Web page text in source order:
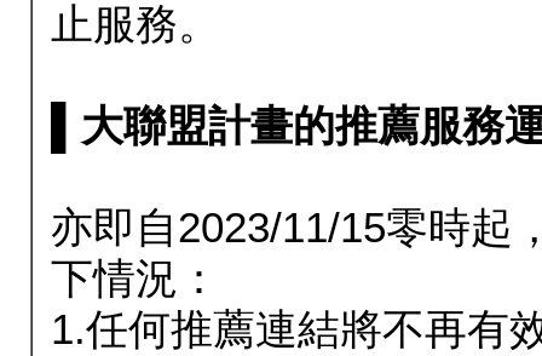
止服務。
▌大聯盟計畫的推薦服務
亦即自2023/11/15零時起
下情況：
1.任何推薦連結將不再有